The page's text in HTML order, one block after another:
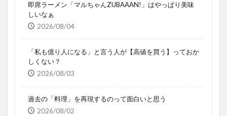
即席ラーメン「マルちゃんZUBAAAN!」はやっぱり美味
しいなぁ
2026/08/04
「私も億り人になる」と言う人が【高値を買う】っておか
しくない？
2026/08/03
過去の「料理」を再現するのって面白いと思う
2026/08/02